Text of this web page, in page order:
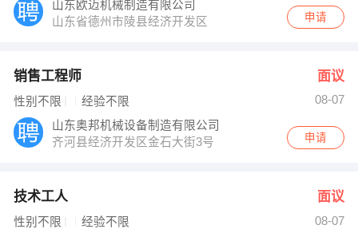
山东欧迈机械制造有限公司
山东省德州市陵县经济开发区
申请
销售工程师 面议
性别不限 经验不限
08-07
山东奥邦机械设备制造有限公司
齐河县经济开发区金石大街3号
申请
技术工人 面议
性别不限 经验不限
08-07